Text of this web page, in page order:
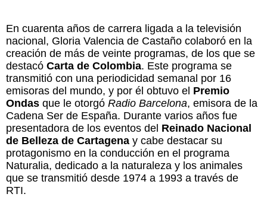
En cuarenta años de carrera ligada a la televisión
nacional, Gloria Valencia de Castaño colaboró en la
creación de más de veinte programas, de los que se
destacó Carta de Colombia. Este programa se
transmitió con una periodicidad semanal por 16
emisoras del mundo, y por él obtuvo el Premio
Ondas que le otorgó Radio Barcelona, emisora de la
Cadena Ser de España. Durante varios años fue
presentadora de los eventos del Reinado Nacional
de Belleza de Cartagena y cabe destacar su
protagonismo en la conducción en el programa
Naturalia, dedicado a la naturaleza y los animales
que se transmitió desde 1974 a 1993 a través de
RTI.